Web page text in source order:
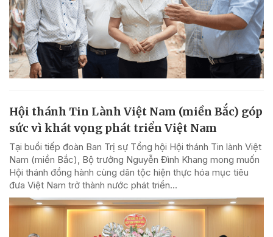
Hội thánh Tin Lành Việt Nam (miền Bắc) góp
sức vì khát vọng phát triển Việt Nam
Tại buổi tiếp đoàn Ban Trị sự Tổng hội Hội thánh Tin lành Việt
Nam (miền Bắc), Bộ trưởng Nguyễn Đình Khang mong muốn
Hội thánh đồng hành cùng dân tộc hiện thực hóa mục tiêu
đưa Việt Nam trở thành nước phát triển...